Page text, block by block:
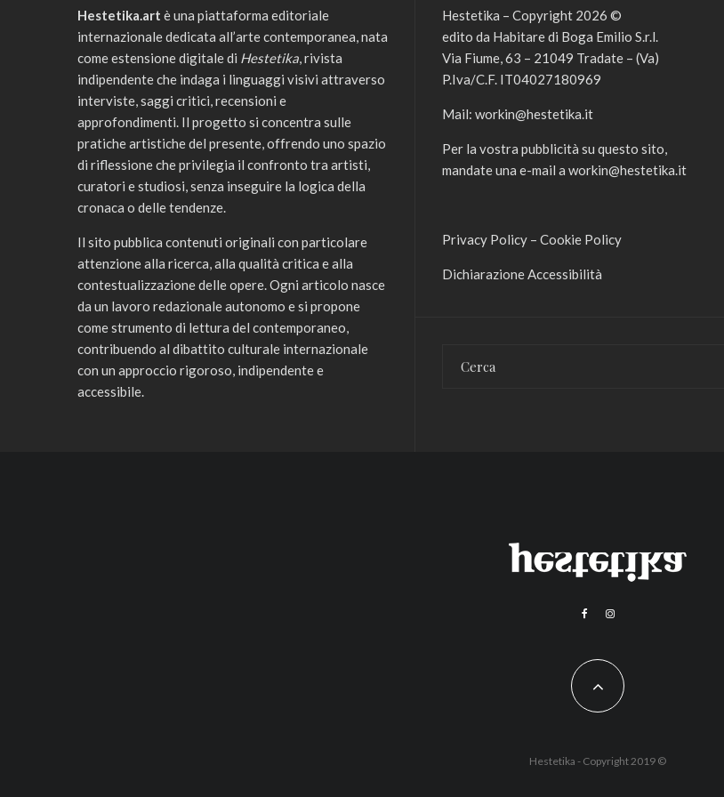
Hestetika.art è una piattaforma editoriale
internazionale dedicata all’arte contemporanea, nata
come estensione digitale di Hestetika, rivista
indipendente che indaga i linguaggi visivi attraverso
interviste, saggi critici, recensioni e
approfondimenti. Il progetto si concentra sulle
pratiche artistiche del presente, offrendo uno spazio
di riflessione che privilegia il confronto tra artisti,
curatori e studiosi, senza inseguire la logica della
cronaca o delle tendenze.
Il sito pubblica contenuti originali con particolare
attenzione alla ricerca, alla qualità critica e alla
contestualizzazione delle opere. Ogni articolo nasce
da un lavoro redazionale autonomo e si propone
come strumento di lettura del contemporaneo,
contribuendo al dibattito culturale internazionale
con un approccio rigoroso, indipendente e
accessibile.
Hestetika – Copyright 2026 ©
edito da Habitare di Boga Emilio S.r.l.
Via Fiume, 63 – 21049 Tradate – (Va)
P.Iva/C.F. IT04027180969
Mail: workin@hestetika.it
Per la vostra pubblicità su questo sito,
mandate una e-mail a workin@hestetika.it
Privacy Policy – Cookie Policy
Dichiarazione Accessibilità
Hestetika - Copyright 2019 ©